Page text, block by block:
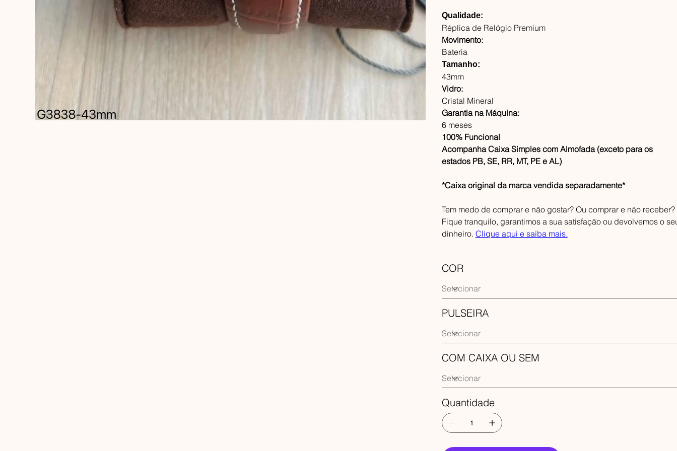
Qualidade:
Réplica de Relógio Premium
Movimento:
Bateria
Tamanho:
43mm
Vidro:
Cristal Mineral
Garantia na Máquina:
6 meses
100% Funcional
Acompanha Caixa Simples com Almofada (exceto para os
estados PB, SE, RR, MT, PE e AL)
*Caixa original da marca vendida separadamente*
Tem medo de comprar e não gostar? Ou comprar e não receber?
Fique tranquilo, garantimos a sua satisfação ou devolvemos o
dinheiro. Clique aqui e saiba mais.
COR
PULSEIRA
COM CAIXA OU SEM
Quantidade